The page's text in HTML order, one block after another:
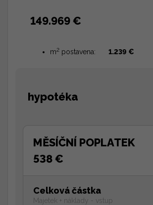
149.969 €
m2 postavena: 1.239 €
hypotéka
MĚSÍČNÍ POPLATEK
538 €
Celková částka
Majetek + náklady - vstup